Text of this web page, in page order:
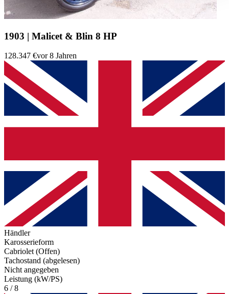
1903 | Malicet & Blin 8 HP
128.347 €vor 8 Jahren
Händler
Karosserieform
Cabriolet (Offen)
Tachostand (abgelesen)
Nicht angegeben
Leistung (kW/PS)
6 / 8